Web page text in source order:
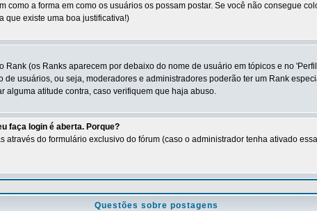
como a forma em como os usuários os possam postar. Se você não consegue
que existe uma boa justificativa!)
(os Ranks aparecem por debaixo do nome de usuário em tópicos e no
usuários, ou seja, moderadores e administradores poderão ter um Rank
alguma atitude contra, caso verifiquem que haja abuso.
faça login é aberta. Porque?
do formulário exclusivo do fórum (caso o administrador tenha ativado
Questões sobre postagens